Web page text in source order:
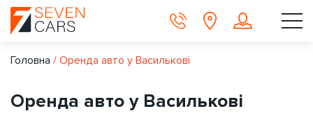
Головна / Оренда авто у Василькові
Оренда авто у Василькові